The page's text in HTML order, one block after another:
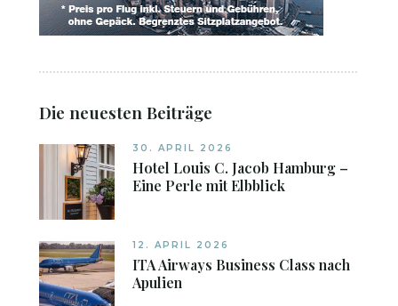
Die neuesten Beiträge
30. APRIL 2026
Hotel Louis C. Jacob Hamburg –
Eine Perle mit Elbblick
12. APRIL 2026
ITA Airways Business Class nach
Apulien